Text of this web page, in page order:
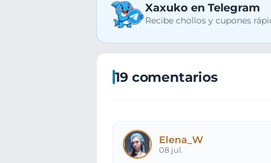
Xaxuko en Telegram
Recibe chollos y cupones
19 comentarios
Elena_W
08 jul.